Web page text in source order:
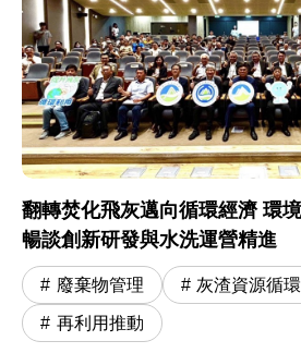
翻轉焚化飛灰邁向循環經濟 環境部廣邀產官學百人
暢談創新研發與水洗運營精進
廢棄物管理 灰渣資源循環
再利用推動